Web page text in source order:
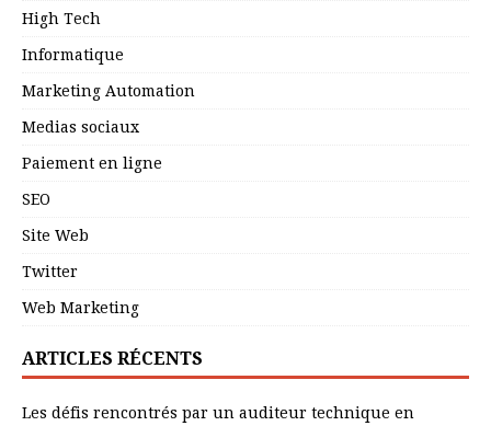
High Tech
Informatique
Marketing Automation
Medias sociaux
Paiement en ligne
SEO
Site Web
Twitter
Web Marketing
ARTICLES RÉCENTS
Les défis rencontrés par un auditeur technique en